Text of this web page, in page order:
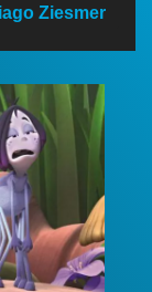
Ziesmer